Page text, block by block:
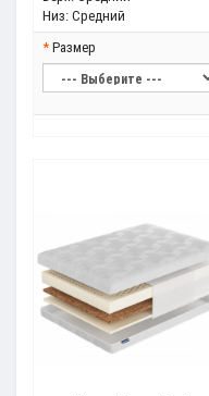
Низ: Средний
Размер